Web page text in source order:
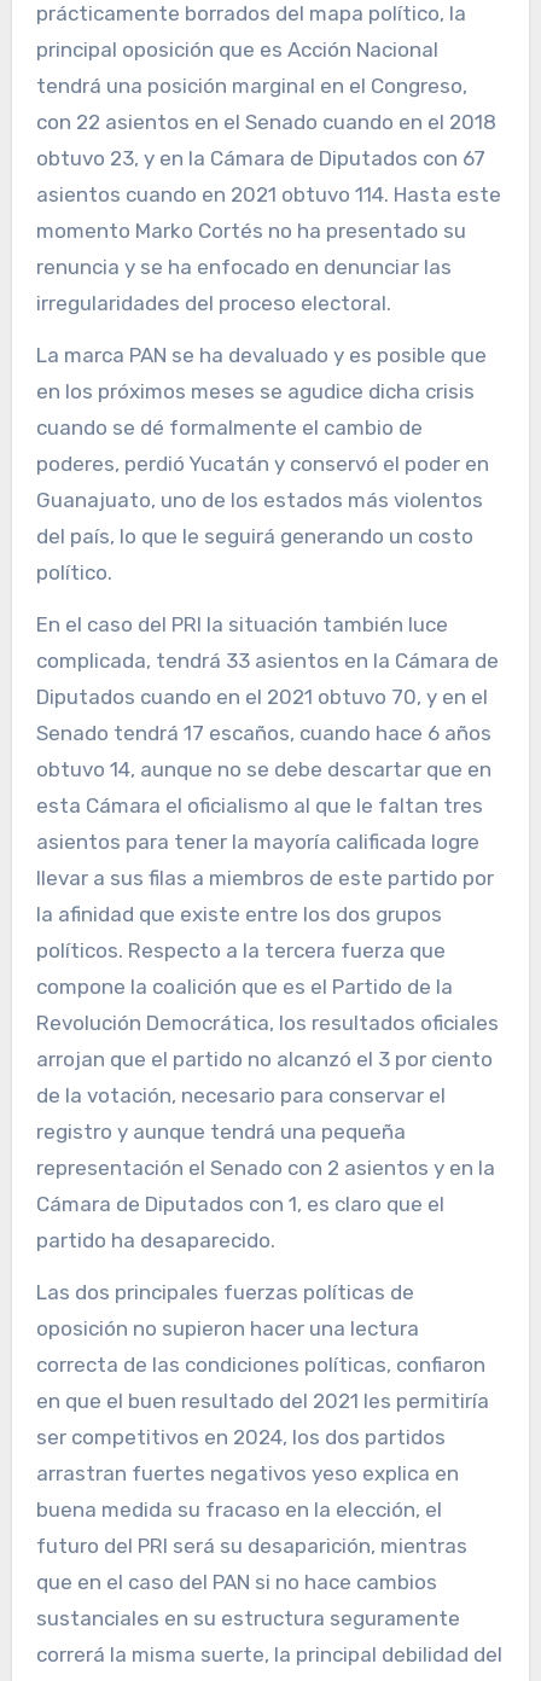
prácticamente borrados del mapa político, la
principal oposición que es Acción Nacional
tendrá una posición marginal en el Congreso,
con 22 asientos en el Senado cuando en el 2018
obtuvo 23, y en la Cámara de Diputados con 67
asientos cuando en 2021 obtuvo 114. Hasta este
momento Marko Cortés no ha presentado su
renuncia y se ha enfocado en denunciar las
irregularidades del proceso electoral.
La marca PAN se ha devaluado y es posible que
en los próximos meses se agudice dicha crisis
cuando se dé formalmente el cambio de
poderes, perdió Yucatán y conservó el poder en
Guanajuato, uno de los estados más violentos
del país, lo que le seguirá generando un costo
político.
En el caso del PRI la situación también luce
complicada, tendrá 33 asientos en la Cámara de
Diputados cuando en el 2021 obtuvo 70, y en el
Senado tendrá 17 escaños, cuando hace 6 años
obtuvo 14, aunque no se debe descartar que en
esta Cámara el oficialismo al que le faltan tres
asientos para tener la mayoría calificada logre
llevar a sus filas a miembros de este partido por
la afinidad que existe entre los dos grupos
políticos. Respecto a la tercera fuerza que
compone la coalición que es el Partido de la
Revolución Democrática, los resultados oficiales
arrojan que el partido no alcanzó el 3 por ciento
de la votación, necesario para conservar el
registro y aunque tendrá una pequeña
representación el Senado con 2 asientos y en la
Cámara de Diputados con 1, es claro que el
partido ha desaparecido.
Las dos principales fuerzas políticas de
oposición no supieron hacer una lectura
correcta de las condiciones políticas, confiaron
en que el buen resultado del 2021 les permitiría
ser competitivos en 2024, los dos partidos
arrastran fuertes negativos yeso explica en
buena medida su fracaso en la elección, el
futuro del PRI será su desaparición, mientras
que en el caso del PAN si no hace cambios
sustanciales en su estructura seguramente
correrá la misma suerte, la principal debilidad del